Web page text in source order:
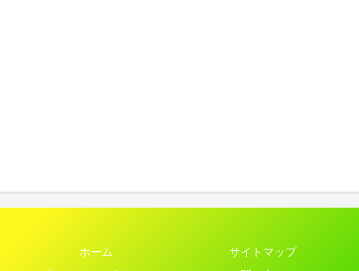
ホーム
サイトマップ